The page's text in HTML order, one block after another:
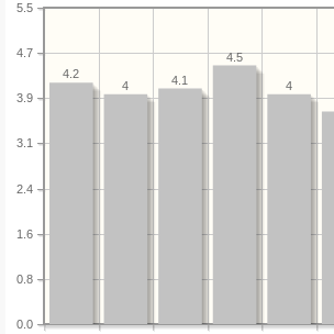
0.0
0.8
1.6
2.4
3.1
3.9
4.7
5.5
4
4.5
4.1
4
4.2